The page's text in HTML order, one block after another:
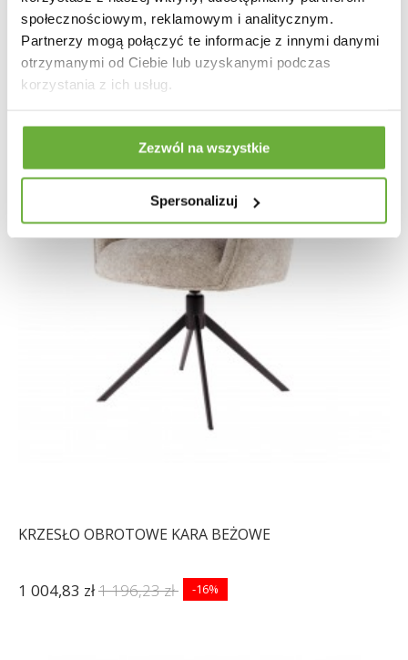
społecznościowym, reklamowym i analitycznym.
Partnerzy mogą połączyć te informacje z innymi danymi
otrzymanymi od Ciebie lub uzyskanymi podczas
korzystania z ich usług.
Zezwól na wszystkie
Spersonalizuj
KRZESŁO OBROTOWE KARA BEŻOWE
1 004,83 zł1 196,23 zł -16%